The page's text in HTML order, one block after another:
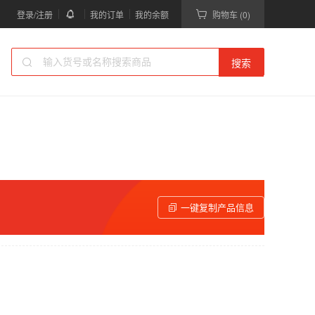
登录/注册 我的订单 我的余额 购物车 (0)
搜索
一键复制产品信息